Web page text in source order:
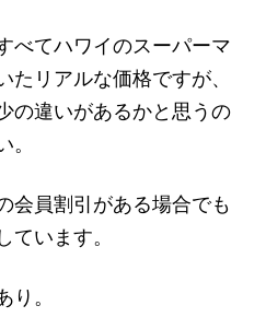
べてハワイのスーパーマ
リアルな価格ですが、
の違いがあるかと思うの
会員割引がある場合でも
います。
り。